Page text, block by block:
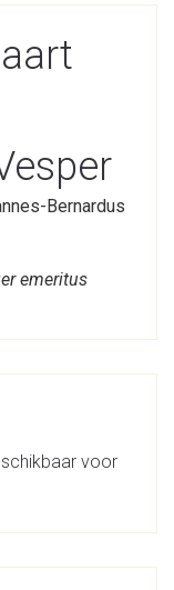
Bernardus
emeritus
voor